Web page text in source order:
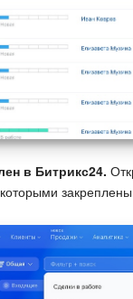
в Битрикс24.